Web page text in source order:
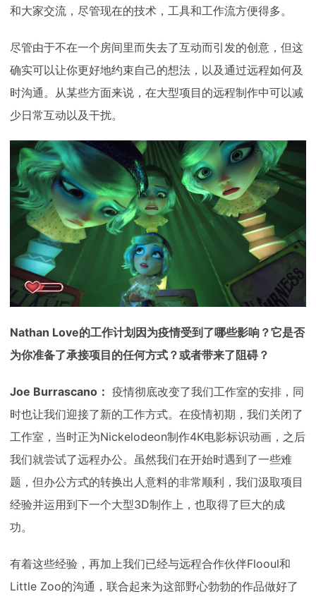
和大家交流，尽管现在的技术，工具和工作流方便得多。
尽管由于不在一个房间里而失去了互动而引发的创意，但这
确实可以让你更好地约束自己的想法，以及通过远程如何及
时沟通。从某些方面来说，在大型项目的远程制作中可以减
少日常互动以及干扰。
Nathan Love的工作计划因为疫情受到了哪些影响？它是否
为你准备了承接项目的任何方式？或者带来了阻碍？
Joe Burrascano： 疫情彻底改变了我们工作室的安排，同
时也让我们迎接了新的工作方式。在疫情初期，我们关闭了
工作室，当时正为Nickelodeon制作4K电影标识动画，之后
我们就尝试了远程办公。虽然我们在开始时遇到了一些难
题，但办公方式的转换出人意料的非常顺利，我们汲取项目
经验并运用到下一个大型3D制作上，也取得了巨大的成
功。
有着这些经验，再加上我们已经与远程合作伙伴Flooul和
Little Zoo的沟通，联合起来为这部野心勃勃的作品做好了